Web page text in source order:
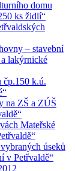
domu
ks židlí“
– stavební
lakýrnické
čp.150 k.ú.
na ZŠ a ZÚŠ
Mateřské
úseků
v Petřvaldě“